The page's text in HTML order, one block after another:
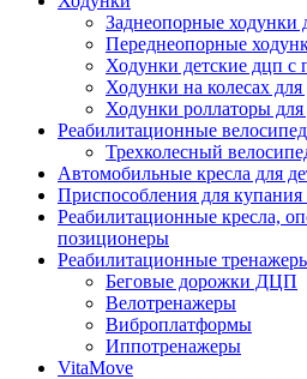
Заднеопорные ходунки
Переднеопорные
Ходунки детские дцп с
Ходунки на колесах для
Ходунки роллаторы для
Реабилитационные
Трехколесный
Автомобильные кресла для
Приспособления для купания
Реабилитационные кресла,
позиционеры
Реабилитационные
Беговые дорожки ДЦП
Велотренажеры
Виброплатформы
Иппотренажеры
VitaMove